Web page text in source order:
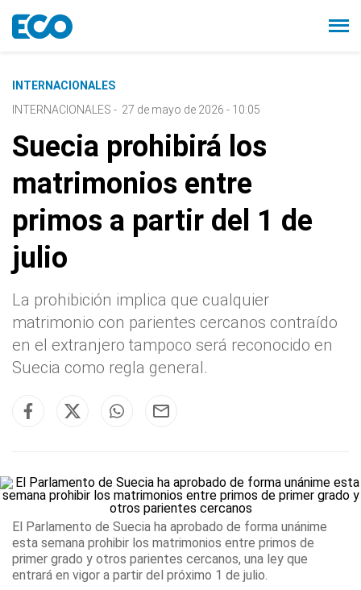
INTERNACIONALES
INTERNACIONALES - 27 de mayo de 2026 - 10:05
Suecia prohibirá los
matrimonios entre
primos a partir del 1 de
julio
La prohibición implica que cualquier
matrimonio con parientes cercanos contraído
en el extranjero tampoco será reconocido en
Suecia como regla general.
El Parlamento de Suecia ha aprobado de forma unánime
esta semana prohibir los matrimonios entre primos de
primer grado y otros parientes cercanos, una ley que
entrará en vigor a partir del próximo 1 de julio.